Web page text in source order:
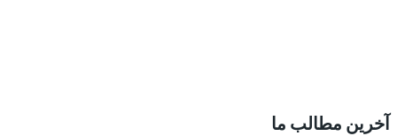
آخرین مطالب ما